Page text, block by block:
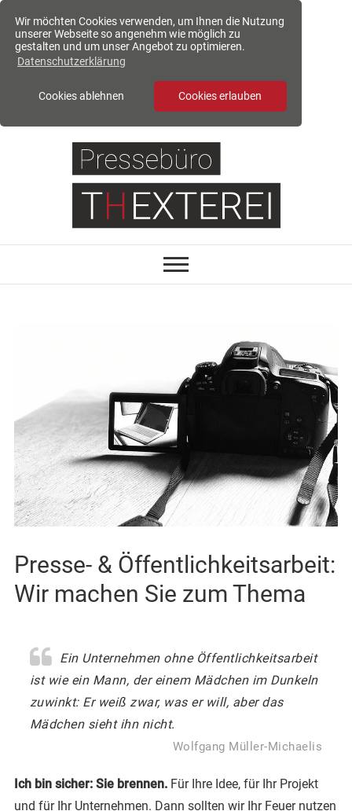
Wir möchten Cookies verwenden, um Ihnen die Nutzung
unserer Webseite so angenehm wie möglich zu
gestalten und um unser Angebot zu optimieren.
Datenschutzerklärung
Cookies ablehnen Cookies erlauben
o
Presse- & Öffentlichkeitsarbeit:
Wir machen Sie zum Thema
Ein Unternehmen ohne Öffentlichkeitsarbeit
ist wie ein Mann, der einem Mädchen im Dunkeln
zuwinkt: Er weiß zwar, was er will, aber das
Mädchen sieht ihn nicht.
Wolfgang Müller-Michaelis
Ich bin sicher: Sie brennen.Für Ihre Idee, für Ihr Projekt
und für Ihr Unternehmen. Dann sollten wir Ihr Feuer nutzen